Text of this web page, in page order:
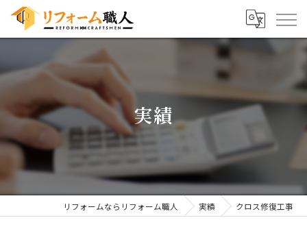
実績
リフォームならリフォーム職人 実績 クロス修復工事